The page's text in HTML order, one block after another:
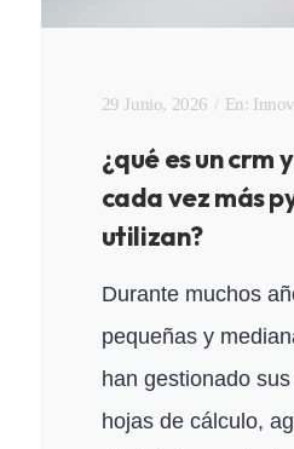
29 Junio, 2026 En:
¿qué es un crm
cada vez más
utilizan?
Durante muchos
pequeñas y
han gestionado
hojas de cálculo,